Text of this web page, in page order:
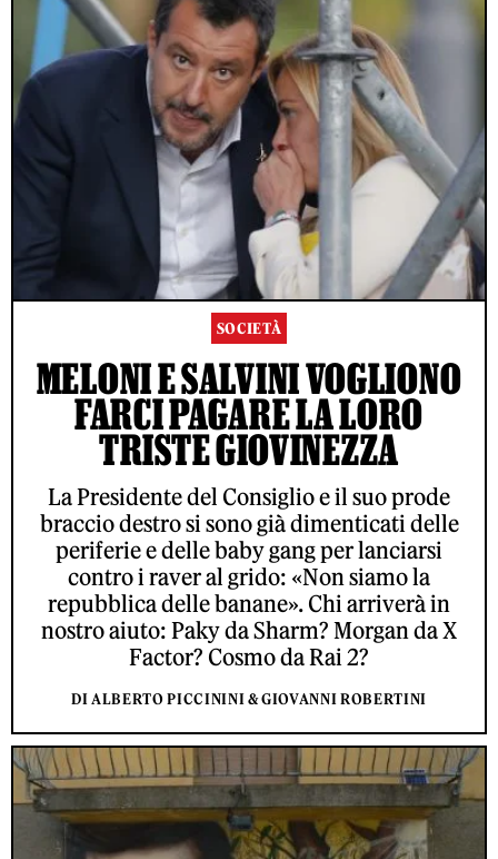
SOCIETÀ
MELONI E SALVINI VOGLIONO
FARCI PAGARE LA LORO
TRISTE GIOVINEZZA
La Presidente del Consiglio e il suo prode
braccio destro si sono già dimenticati delle
periferie e delle baby gang per lanciarsi
contro i raver al grido: «Non siamo la
repubblica delle banane». Chi arriverà in
nostro aiuto: Paky da Sharm? Morgan da X
Factor? Cosmo da Rai 2?
DI ALBERTO PICCININI & GIOVANNI ROBERTINI